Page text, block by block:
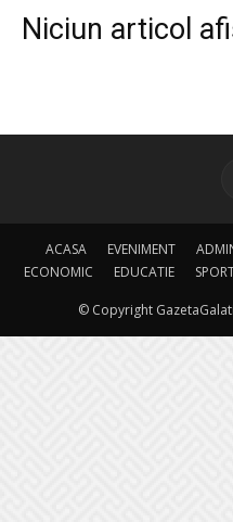
Niciun articol
ACASA EVENIMENT
ECONOMIC
EDUCATIE
© Copyright